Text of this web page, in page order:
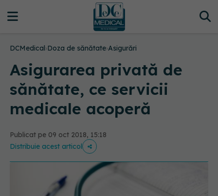
DCMedical›Doza de sănătate›Asigurări
Asigurarea privată de
sănătate, ce servicii
medicale acoperă
Publicat pe 09 oct 2018, 15:18
Distribuie acest articol